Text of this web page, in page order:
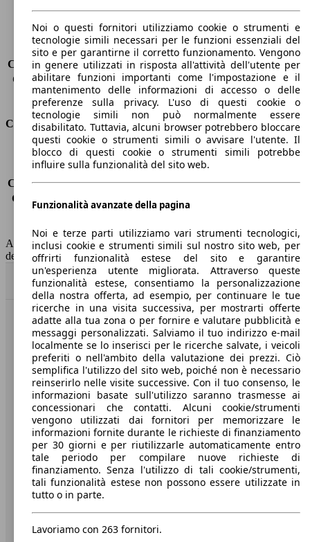
Sedili
5
Carico sul tetto
-
Capacità di traino (senza freni) -
Capacità di traino (con freni)
1500 kg
Volume del bagagliaio
277 - 1148 l
Consumi
Emissioni di CO2*
105 g/km (komb.)
Consumo (urbano)
4.7 l/100km
Consumo (extra-urbano) 3.7 l/100km
Consumo (combinato)*
4.0 l/100km
Capacità del serbatoio
53 l
AutoScout24 non si assume alcuna responsabilità per la correttezza
dei dati.
Torna su
Benvenuti su AutoScout24, il mercato auto europeo.
Società
A proposito di AutoScout24
Stampa
Media
Condizioni generali
Informazioni
Privacy
Dichiarazione di Accessibilità
Noi o questi fornitori utilizziamo cookie o strumenti e
tecnologie simili necessari per le funzioni essenziali del
sito e per garantirne il corretto funzionamento. Vengono
in genere utilizzati in risposta all'attività dell'utente per
abilitare funzioni importanti come l'impostazione e il
mantenimento delle informazioni di accesso o delle
preferenze sulla privacy. L'uso di questi cookie o
tecnologie simili non può normalmente essere
disabilitato. Tuttavia, alcuni browser potrebbero bloccare
questi cookie o strumenti simili o avvisare l'utente. Il
blocco di questi cookie o strumenti simili potrebbe
influire sulla funzionalità del sito web.
Funzionalità avanzate della pagina
Noi e terze parti utilizziamo vari strumenti tecnologici,
inclusi cookie e strumenti simili sul nostro sito web, per
offrirti funzionalità estese del sito e garantire
un'esperienza utente migliorata. Attraverso queste
funzionalità estese, consentiamo la personalizzazione
della nostra offerta, ad esempio, per continuare le tue
ricerche in una visita successiva, per mostrarti offerte
adatte alla tua zona o per fornire e valutare pubblicità e
messaggi personalizzati. Salviamo il tuo indirizzo e-mail
localmente se lo inserisci per le ricerche salvate, i veicoli
preferiti o nell'ambito della valutazione dei prezzi. Ciò
semplifica l'utilizzo del sito web, poiché non è necessario
reinserirlo nelle visite successive. Con il tuo consenso, le
informazioni basate sull'utilizzo saranno trasmesse ai
concessionari che contatti. Alcuni cookie/strumenti
vengono utilizzati dai fornitori per memorizzare le
informazioni fornite durante le richieste di finanziamento
per 30 giorni e per riutilizzarle automaticamente entro
tale periodo per compilare nuove richieste di
finanziamento. Senza l'utilizzo di tali cookie/strumenti,
tali funzionalità estese non possono essere utilizzate in
tutto o in parte.
Lavoriamo con 263 fornitori.